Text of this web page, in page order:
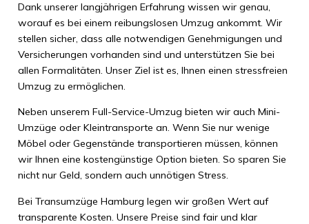
Dank unserer langjährigen Erfahrung wissen wir genau,
worauf es bei einem reibungslosen Umzug ankommt. Wir
stellen sicher, dass alle notwendigen Genehmigungen und
Versicherungen vorhanden sind und unterstützen Sie bei
allen Formalitäten. Unser Ziel ist es, Ihnen einen stressfreien
Umzug zu ermöglichen.
Neben unserem Full-Service-Umzug bieten wir auch Mini-
Umzüge oder Kleintransporte an. Wenn Sie nur wenige
Möbel oder Gegenstände transportieren müssen, können
wir Ihnen eine kostengünstige Option bieten. So sparen Sie
nicht nur Geld, sondern auch unnötigen Stress.
Bei Transumzüge Hamburg legen wir großen Wert auf
transparente Kosten. Unsere Preise sind fair und klar